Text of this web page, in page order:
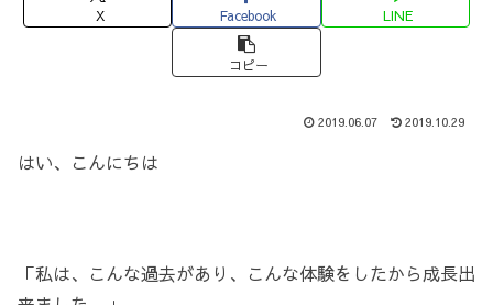
X Facebook LINE
コピー
2019.06.07 2019.10.29
はい、こんにちは
「私は、こんな過去があり、こんな体験をしたから成長出